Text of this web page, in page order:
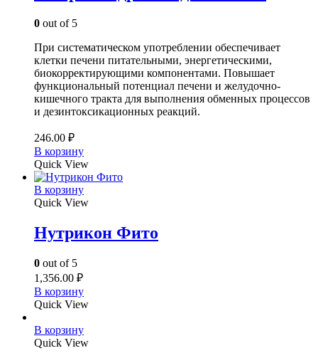
0 out of 5
При систематическом употреблении обеспечивает
клетки печени питательными, энергетическими,
биокорректирующими компонентами. Повышает
функциональный потенциал печени и желудочно-
кишечного тракта для выполнения обменных процессов
и дезинтоксикационных реакций.
246.00 ₽
В корзину
Quick View
В корзину
Quick View
Нутрикон Фито
0 out of 5
1,356.00 ₽
В корзину
Quick View
В корзину
Quick View